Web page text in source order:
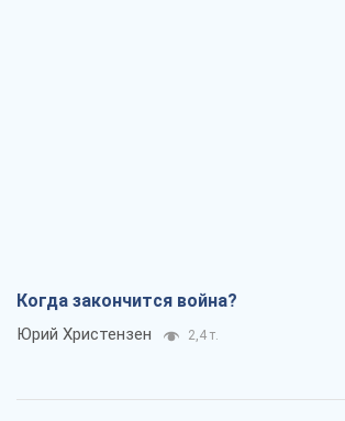
Когда закончится война?
Юрий Христензен 2,4 т.